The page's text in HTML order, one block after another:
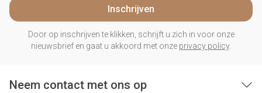
Inschrijven
Door op inschrijven te klikken, schrijft u zich in voor onze
nieuwsbrief en gaat u akkoord met onze privacy policy.
Neem contact met ons op